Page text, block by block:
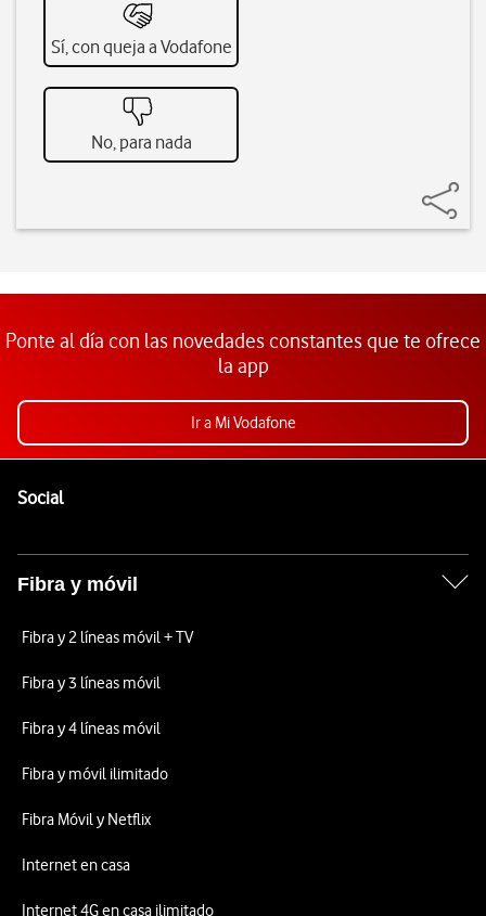
Sí, con queja a Vodafone
No, para nada
Ponte al día con las novedades constantes que te ofrece
la app
Ir a Mi Vodafone
SocialEnlaces a las redes sociales de Vodafone
Fibra y móvil
Fibra y 2 líneas móvil + TV
Fibra y 3 líneas móvil
Fibra y 4 líneas móvil
Fibra y móvil ilimitado
Fibra Móvil y Netflix
Internet en casa
Internet 4G en casa ilimitado